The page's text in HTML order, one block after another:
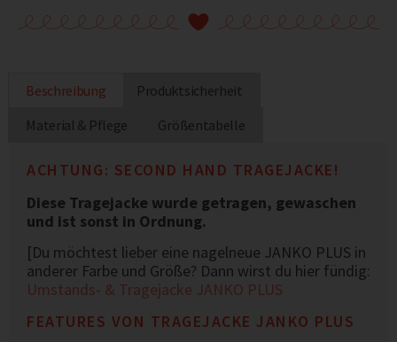
Beschreibung
Produktsicherheit
Material & Pflege
Größentabelle
ACHTUNG: SECOND HAND TRAGEJACKE!
Diese Tragejacke wurde getragen, gewaschen
und ist sonst in Ordnung.
[Du möchtest lieber eine nagelneue JANKO PLUS in
anderer Farbe und Größe? Dann wirst du hier fündig:
Umstands- & Tragejacke JANKO PLUS
FEATURES VON TRAGEJACKE JANKO PLUS